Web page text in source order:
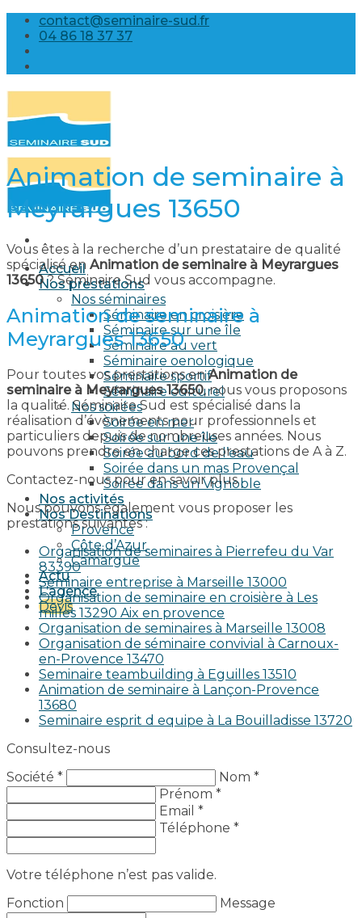
Skip
content
contact@seminaire-sud.fr
04 86 18 37 37
Accueil
Nos prestations
Nos séminaires
Séminaire en croisière
Séminaire sur une île
Séminaire au vert
Séminaire oenologique
Séminaire sportif
Séminaire culturel
Nos soirées
Soirée en mer
Soirée sur une île
Soirée au bord de l’eau
Soirée dans un mas Provençal
Soirée dans un Vignoble
Nos activités
Nos Destinations
Provence
Côte d’Azur
Camargue
Actu
L’agence
Devis
Animation de seminaire à
Meyrargues 13650
Vous êtes à la recherche d’un prestataire de qualité
spécialisé en Animation de seminaire à Meyrargues
13650? Séminaire Sud vous accompagne.
Animation de seminaire à
Meyrargues 13650
Pour toutes vos prestations enAnimation de
seminaire à Meyrargues 13650, nous vous proposons
la qualité. Séminaire Sud est spécialisé dans la
réalisation d’évènements pour professionnels et
particuliers depuis de nombreuses années. Nous
pouvons prendre en charge ces prestations de A à Z.
Contactez-nous pour en savoir plus.
Nous pouvons également vous proposer les
prestations suivantes :
Organisation de seminaires à Pierrefeu du Var
83390
Seminaire entreprise à Marseille 13000
Organisation de seminaire en croisière à Les
milles 13290 Aix en provence​
Organisation de seminaires à Marseille 13008
Organisation de séminaire convivial à Carnoux-
en-Provence 13470
Seminaire teambuilding à Eguilles 13510
Animation de seminaire à Lançon-Provence
13680
Seminaire esprit d equipe à La Bouilladisse 13720
Consultez-nous
Société *
Nom *
Prénom *
Email *
Téléphone *
Votre téléphone n’est pas valide.
Fonction
Message